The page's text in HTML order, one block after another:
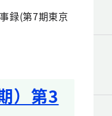
録(第7期東京
）第3